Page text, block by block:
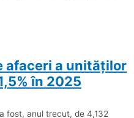
afaceri a unităţilor
în 2025
fost, anul trecut, de 4,132